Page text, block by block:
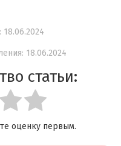
18.06.2024
статьи:
оценку первым.